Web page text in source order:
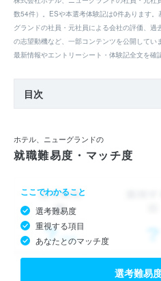
数54件）。ESや本選考体験記は0件あります
グランドの社員・元社員による会社の評価、
の志望動機など、一部コンテンツを公開して
最新情報やエントリーシート・体験記全文を確
目次
ホテル、ニューグランドの
就職難易度・マッチ度
ここでわかること
選考難易度
重視する項目
あなたとのマッチ度
選考難易